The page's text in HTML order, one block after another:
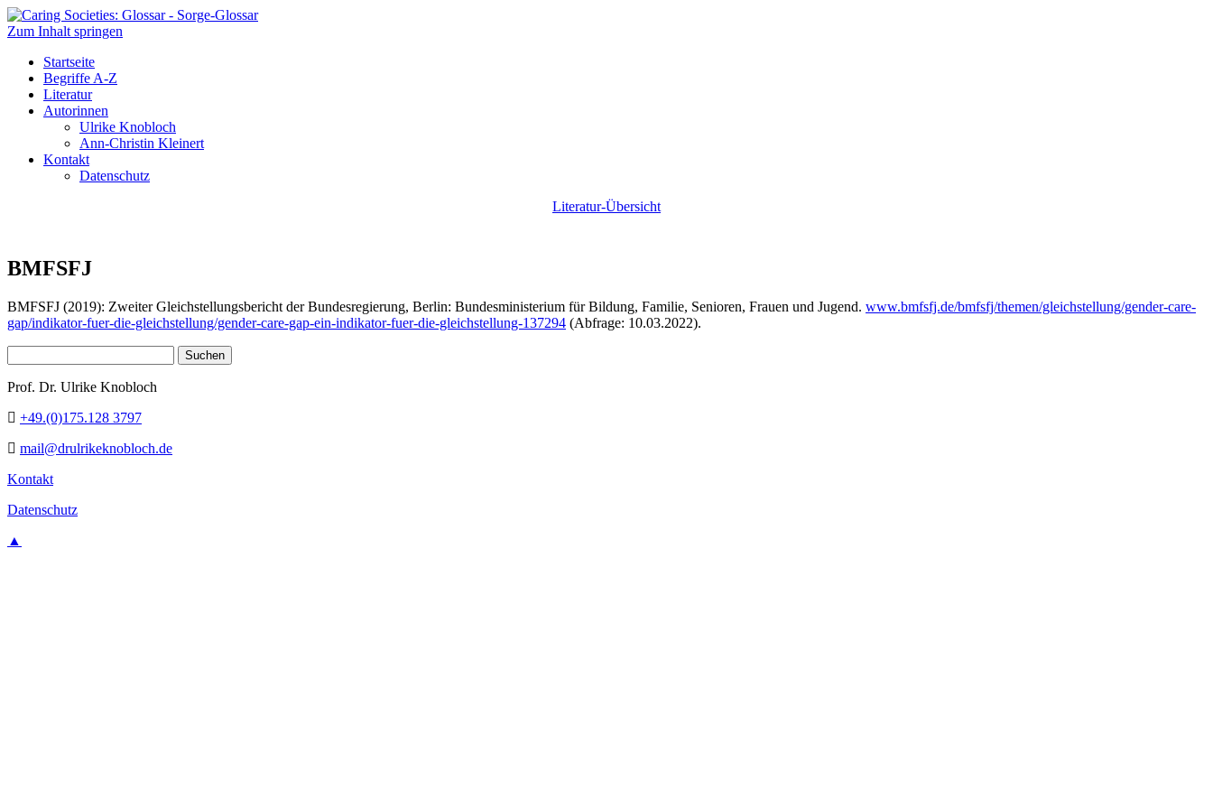
Caring Societies: Glossar
Sorge-Glossar
Zum Inhalt springen
Startseite
Begriffe A-Z
Literatur
Autorinnen
Ulrike Knobloch
Ann-Christin Kleinert
Kontakt
Datenschutz
Literatur-Übersicht
BMFSFJ
BMFSFJ (2019): Zweiter Gleichstellungsbericht der Bundesregierung, Berlin: Bundesministerium für Bildung, Familie, Senioren, Frauen und Jugend. www.bmfsfj.de/bmfsfj/themen/gleichstellung/gender-care-
gap/indikator-fuer-die-gleichstellung/gender-care-gap-ein-indikator-fuer-die-gleichstellung-137294 (Abfrage: 10.03.2022).
nach:
Prof. Dr. Ulrike Knobloch
+49.(0)175.128 3797
mail@drulrikeknobloch.de
Kontakt
Datenschutz
▲